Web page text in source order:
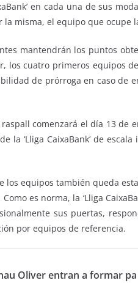
en cada una de sus
la misma, el equipo que ocupe
mantendrán los puntos
los cuatro primeros equipos
de prórroga en caso de
raspall comenzará el día 13
la ‘Lliga CaixaBank’ de
los equipos también queda
es norma, la ‘Lliga
sus puertas,
por equipos de referencia.
Oliver entran a formar pa